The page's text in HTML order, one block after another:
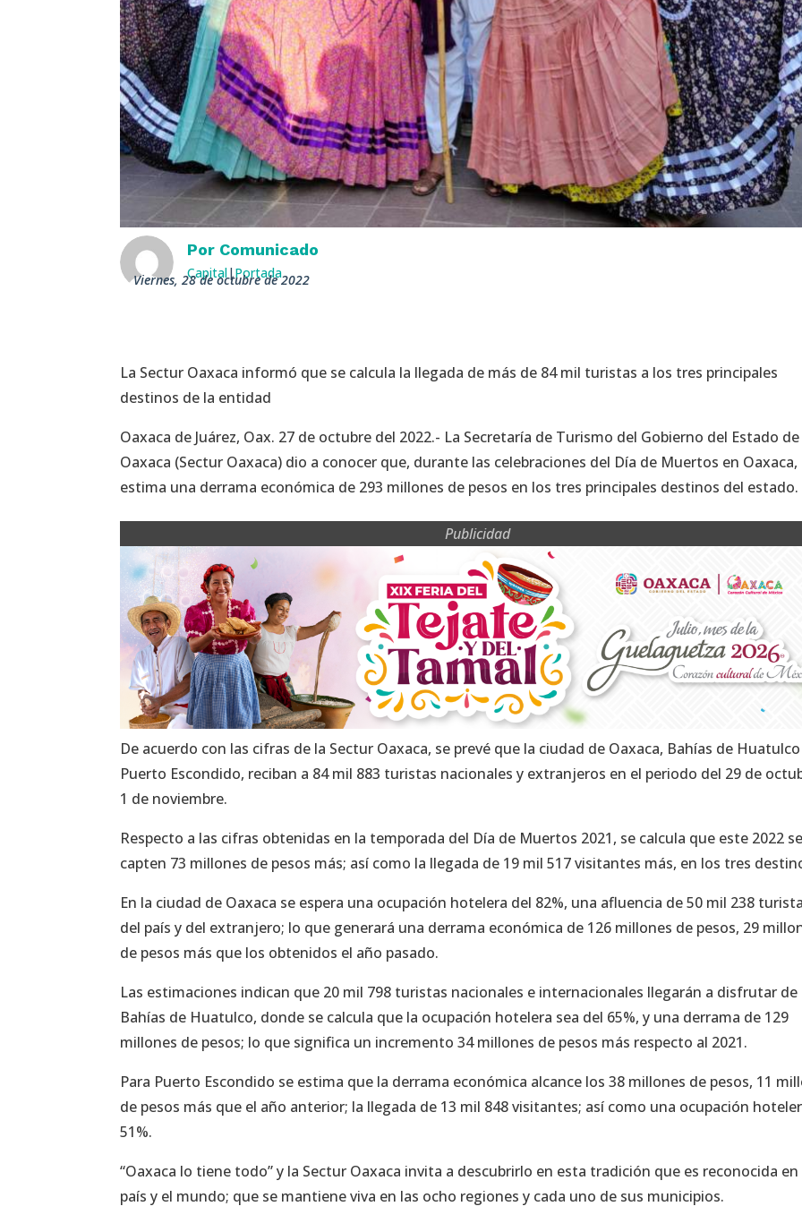
Por Comunicado
Capital|Portada
viernes, 28 de octubre de 2022
La Sectur Oaxaca informó que se calcula la llegada de más de 84 mil turistas a los tres principales
destinos de la entidad
Oaxaca de Juárez, Oax. 27 de octubre del 2022.- La Secretaría de Turismo del Gobierno del Estado de
Oaxaca (Sectur Oaxaca) dio a conocer que, durante las celebraciones del Día de Muertos en Oaxaca,
estima una derrama económica de 293 millones de pesos en los tres principales destinos del estado.
Publicidad
De acuerdo con las cifras de la Sectur Oaxaca, se prevé que la ciudad de Oaxaca, Bahías de
Puerto Escondido, reciban a 84 mil 883 turistas nacionales y extranjeros en el periodo del 29 de
1 de noviembre.
Respecto a las cifras obtenidas en la temporada del Día de Muertos 2021, se calcula que este 2022
capten 73 millones de pesos más; así como la llegada de 19 mil 517 visitantes más, en los tres
En la ciudad de Oaxaca se espera una ocupación hotelera del 82%, una afluencia de 50 mil 238
del país y del extranjero; lo que generará una derrama económica de 126 millones de pesos, 29
de pesos más que los obtenidos el año pasado.
Las estimaciones indican que 20 mil 798 turistas nacionales e internacionales llegarán a disfrutar de
Bahías de Huatulco, donde se calcula que la ocupación hotelera sea del 65%, y una derrama de 129
millones de pesos; lo que significa un incremento 34 millones de pesos más respecto al 2021.
Para Puerto Escondido se estima que la derrama económica alcance los 38 millones de pesos, 11
de pesos más que el año anterior; la llegada de 13 mil 848 visitantes; así como una ocupación
51%.
“Oaxaca lo tiene todo” y la Sectur Oaxaca invita a descubrirlo en esta tradición que es reconocida en
país y el mundo; que se mantiene viva en las ocho regiones y cada uno de sus municipios.